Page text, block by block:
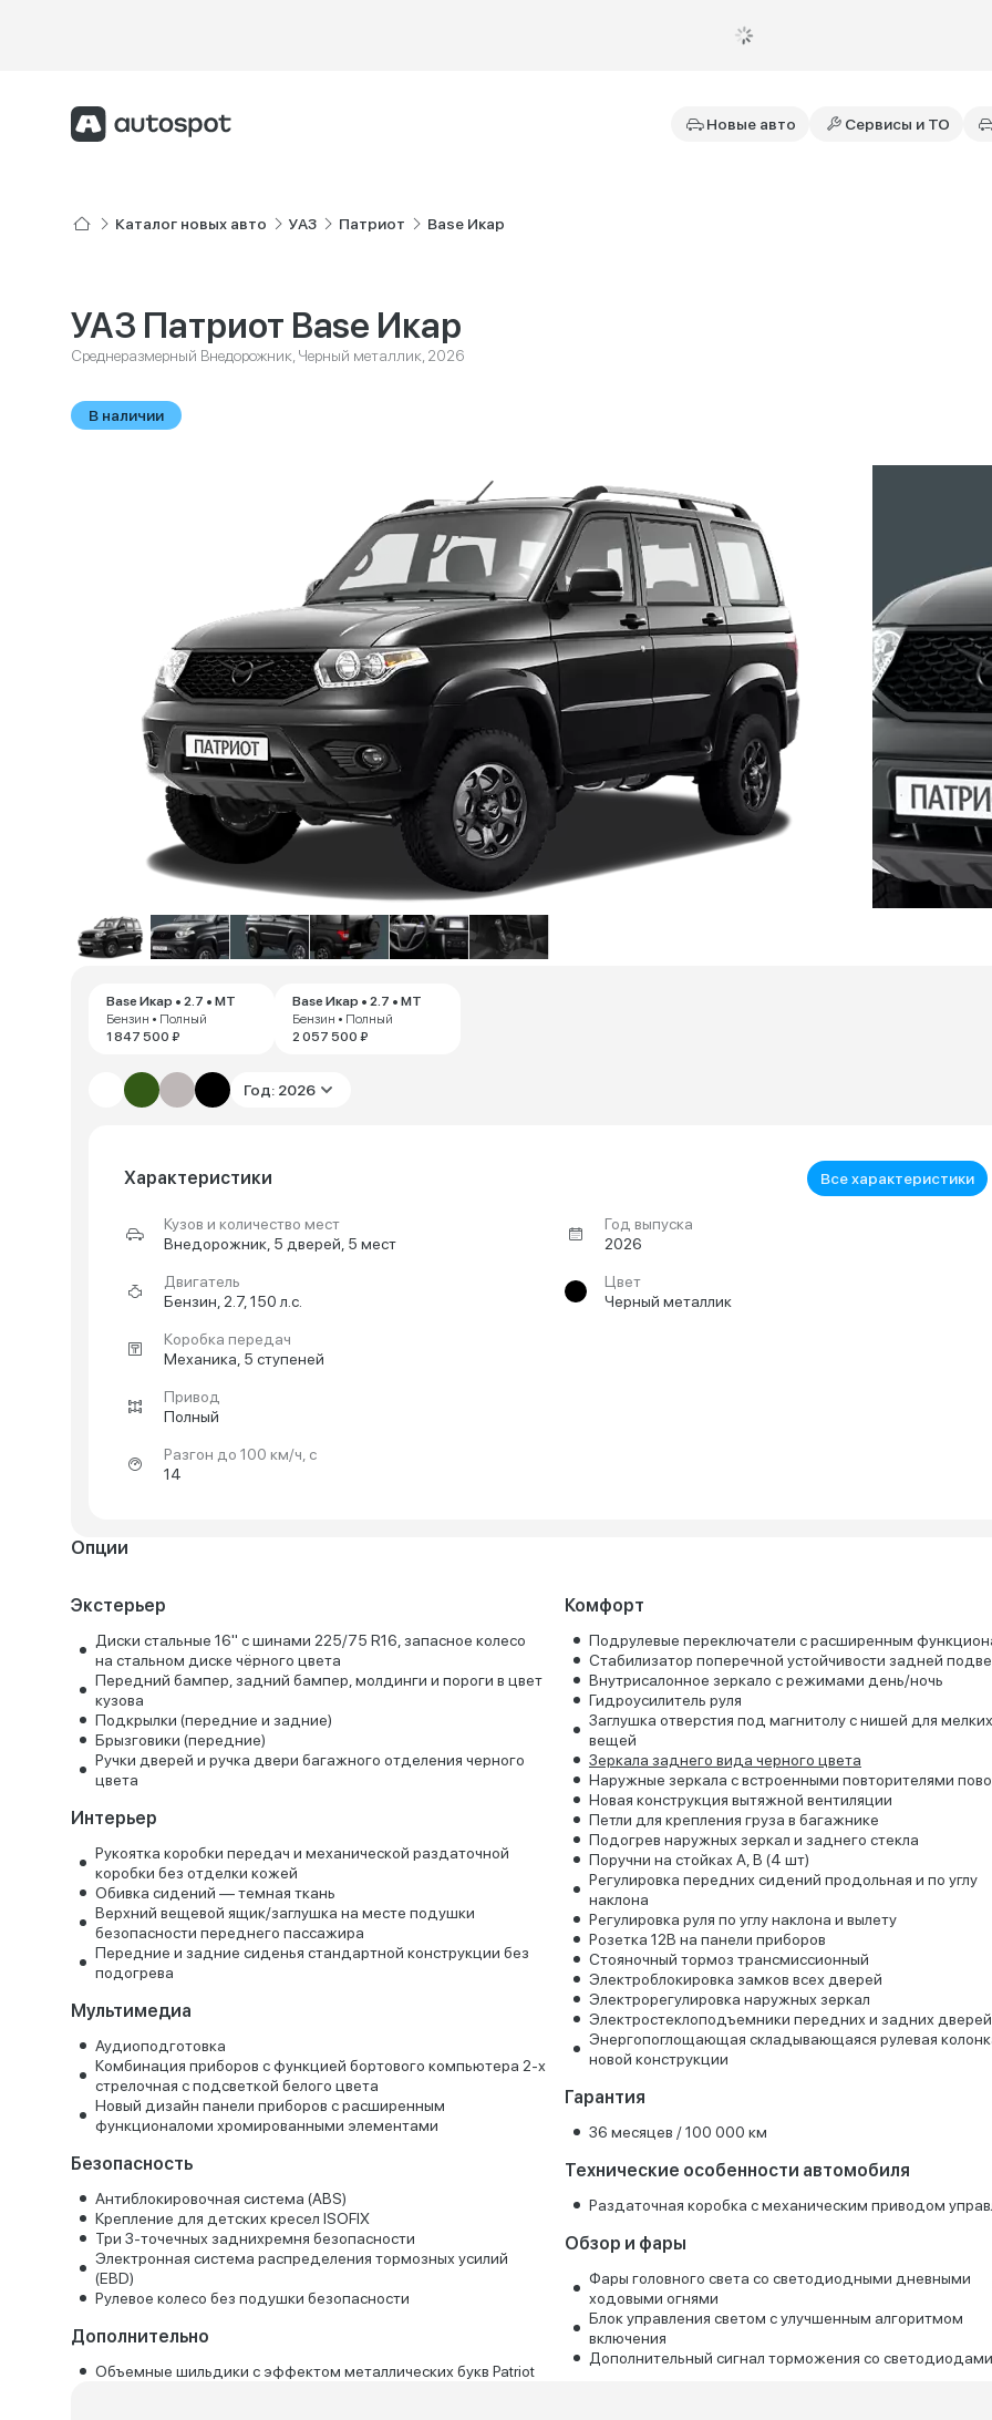
Новые авто Сервисы и ТО
Каталог новых авто УАЗ Патриот Base Икар
УАЗ Патриот Base Икар
Среднеразмерный Внедорожник, Черный металлик, 2026
В наличии
Base Икар • 2.7 • MT
Бензин • Полный
1 847 500 ₽
Base Икар • 2.7 • MT
Бензин • Полный
2 057 500 ₽
Год: 2026
Характеристики Все характеристики
Кузов и количество мест
Внедорожник, 5 дверей, 5 мест
Двигатель
Бензин, 2.7, 150 л.с.
Коробка передач
Механика, 5 ступеней
Привод
Полный
Разгон до 100 км/ч, с
14
Год выпуска
2026
Цвет
Черный металлик
Опции
Экстерьер
Диски стальные 16" с шинами 225/75 R16, запасное колесо
на стальном диске чёрного цвета
Передний бампер, задний бампер, молдинги и пороги в цвет
кузова
Подкрылки (передние и задние)
Брызговики (передние)
Ручки дверей и ручка двери багажного отделения черного
цвета
Интерьер
Рукоятка коробки передач и механической раздаточной
коробки без отделки кожей
Обивка сидений — темная ткань
Верхний вещевой ящик/заглушка на месте подушки
безопасности переднего пассажира
Передние и задние сиденья стандартной конструкции без
подогрева
Мультимедиа
Аудиоподготовка
Комбинация приборов с функцией бортового компьютера 2-х
стрелочная с подсветкой белого цвета
Новый дизайн панели приборов с расширенным
функционаломи хромированными элементами
Безопасность
Антиблокировочная система (ABS)
Крепление для детских кресел ISOFIX
Три 3-точечных заднихремня безопасности
Электронная система распределения тормозных усилий
(EBD)
Рулевое колесо без подушки безопасности
Дополнительно
Объемные шильдики с эффектом металлических букв Patriot
Комфорт
Подрулевые переключатели с расширенным
Стабилизатор поперечной устойчивости задней
Внутрисалонное зеркало с режимами день/ночь
Гидроусилитель руля
Заглушка отверстия под магнитолу с нишей для мелких
вещей
Зеркала заднего вида черного цвета
Наружные зеркала с встроенными повторителями
Новая конструкция вытяжной вентиляции
Петли для крепления груза в багажнике
Подогрев наружных зеркал и заднего стекла
Поручни на стойках А, В (4 шт)
Регулировка передних сидений продольная и по углу
наклона
Регулировка руля по углу наклона и вылету
Розетка 12В на панели приборов
Стояночный тормоз трансмиссионный
Электроблокировка замков всех дверей
Электрорегулировка наружных зеркал
Электростеклоподъемники передних и задних дверей
Энергопоглощающая складывающаяся рулевая
новой конструкции
Гарантия
36 месяцев / 100 000 км
Технические особенности автомобиля
Раздаточная коробка с механическим приводом
Обзор и фары
Фары головного света со светодиодными дневными
ходовыми огнями
Блок управления светом с улучшенным алгоритмом
включения
Дополнительный сигнал торможения со светодиодами